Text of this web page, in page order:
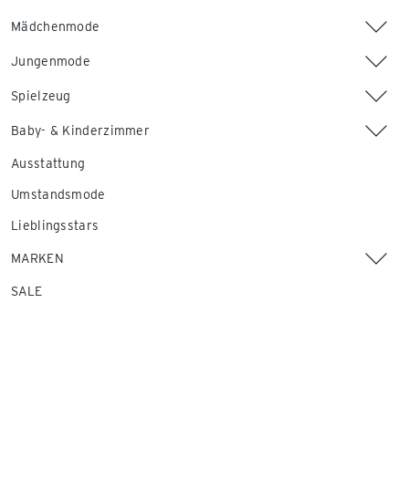
Mädchenmode
Jungenmode
Spielzeug
Baby- & Kinderzimmer
Ausstattung
Umstandsmode
Lieblingsstars
MARKEN
SALE